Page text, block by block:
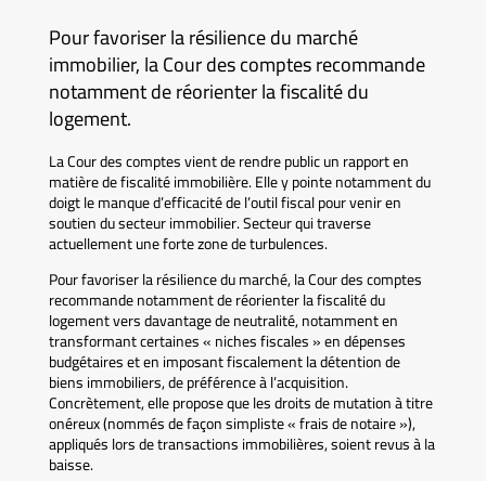
Pour favoriser la résilience du marché
immobilier, la Cour des comptes recommande
notamment de réorienter la fiscalité du
logement.
La Cour des comptes vient de rendre public un rapport en
matière de fiscalité immobilière. Elle y pointe notamment du
doigt le manque d’efficacité de l’outil fiscal pour venir en
soutien du secteur immobilier. Secteur qui traverse
actuellement une forte zone de turbulences.
Pour favoriser la résilience du marché, la Cour des comptes
recommande notamment de réorienter la fiscalité du
logement vers davantage de neutralité, notamment en
transformant certaines « niches fiscales » en dépenses
budgétaires et en imposant fiscalement la détention de
biens immobiliers, de préférence à l’acquisition.
Concrètement, elle propose que les droits de mutation à titre
onéreux (nommés de façon simpliste « frais de notaire »),
appliqués lors de transactions immobilières, soient revus à la
baisse.